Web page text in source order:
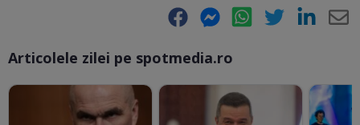
Facebook Messenger WhatsApp Twitter LinkedIn
Articolele zilei pe spotmedia.ro